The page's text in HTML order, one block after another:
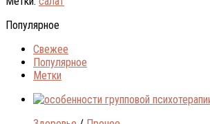
Популярное
Свежее
Популярное
Метки